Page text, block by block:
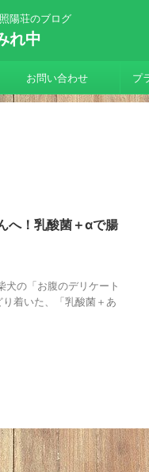
陽荘のブログ
れ中
お問い合わせ プ
へ！乳酸菌＋αで腸
犬の「お腹のデリケート
着いた、「乳酸菌＋あ